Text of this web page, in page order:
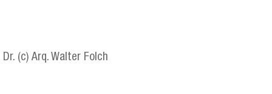
Dr. (c) Arq. Walter Folch